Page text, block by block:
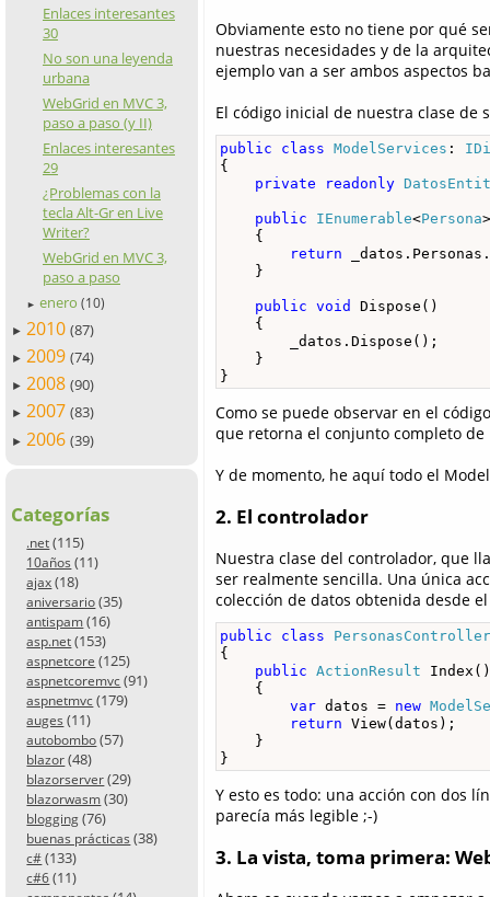
Enlaces interesantes
30
No son una leyenda
urbana
WebGrid en MVC 3,
paso a paso (y II)
Enlaces interesantes
29
¿Problemas con la
tecla Alt-Gr en Live
Writer?
WebGrid en MVC 3,
paso a paso
► enero (10)
► 2010 (87)
► 2009 (74)
► 2008 (90)
► 2007 (83)
► 2006 (39)
Categorías
.net (115)
10años (11)
ajax (18)
aniversario (35)
antispam (16)
asp.net (153)
aspnetcore (125)
aspnetcoremvc (91)
aspnetmvc (179)
auges (11)
autobombo (57)
blazor (48)
blazorserver (29)
blazorwasm (30)
blogging (76)
buenas prácticas (38)
c# (133)
c#6 (11)
Obviamente esto no tiene por qué
nuestras necesidades y de la
ejemplo van a ser ambos aspectos
El código inicial de nuestra clase de
public class ModelServices :
{
private
readonly
public IEnumerable<Persona
{
return
}
public void
Dispose()
{
_datos.Dispose();
}
}
Como se puede observar en el
que retorna el conjunto completo de
Y de momento, he aquí todo el
2. El controlador
Nuestra clase del controlador, que
ser realmente sencilla. Una única
colección de datos obtenida desde
public class
PersonasController
{
public ActionResult Index()
{
var datos = new
return View(datos);
}
}
Y esto es todo: una acción con dos
parecía más legible ;-)
3. La vista, toma primera: